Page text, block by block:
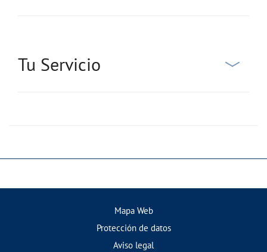
Tu Servicio
Mapa Web
Protección de datos
Aviso legal